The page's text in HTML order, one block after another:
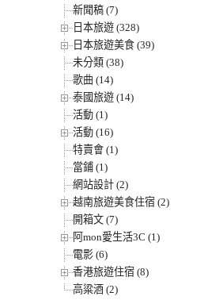
新聞稿 (7)
日本旅遊 (328)
日本旅遊美食 (39)
未分類 (38)
歌曲 (14)
泰國旅遊 (14)
活動 (1)
活動 (16)
特賣會 (1)
當鋪 (1)
網站設計 (2)
越南旅遊美食住宿 (2)
開箱文 (7)
阿mon愛生活3C (1)
電影 (6)
香港旅遊住宿 (8)
高粱酒 (2)